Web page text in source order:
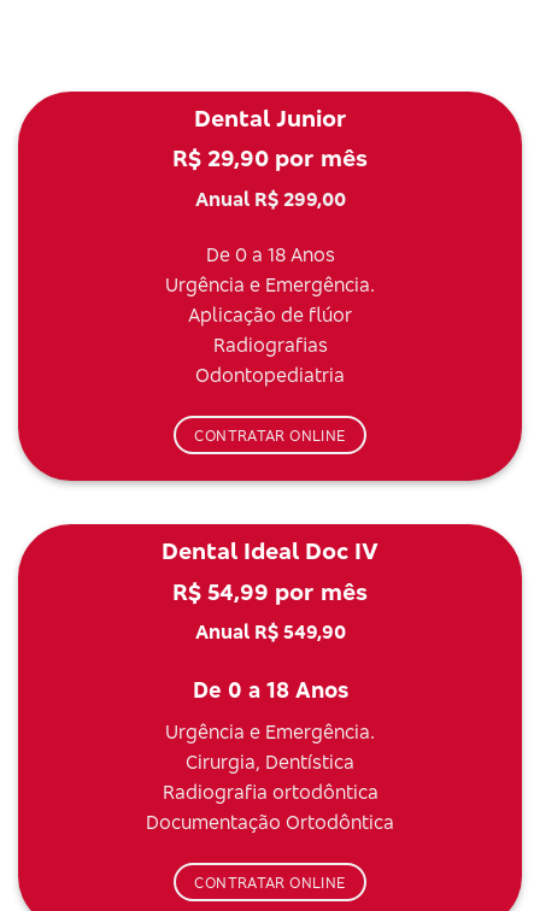
Dental Junior
R$ 29,90 por mês
Anual R$ 299,00
De 0 a 18 Anos
Urgência e Emergência.
Aplicação de flúor
Radiografias
Odontopediatria
CONTRATAR ONLINE
Dental Ideal Doc IV
R$ 54,99 por mês
Anual R$ 549,90
De 0 a 18 Anos
Urgência e Emergência.
Cirurgia, Dentística
Radiografia ortodôntica
Documentação Ortodôntica
CONTRATAR ONLINE